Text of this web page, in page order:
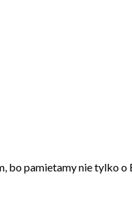
pamietamy nie tylko o